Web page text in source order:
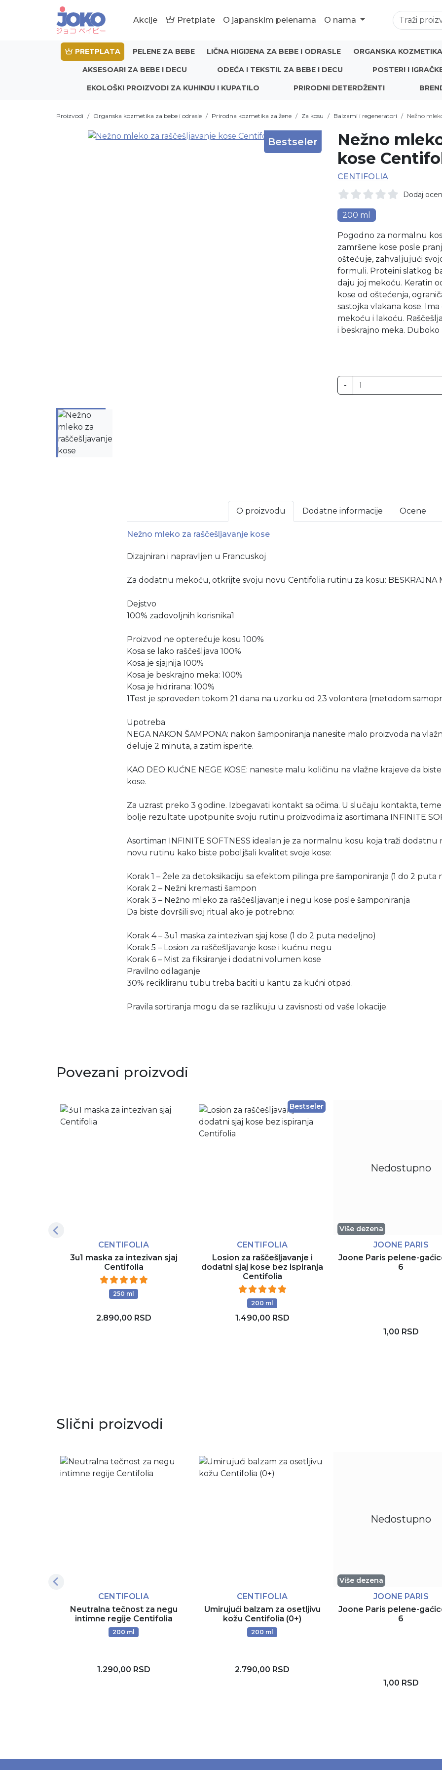
Akcije Pretplate O japanskim pelenama O nama
PRETPLATA PELENE ZA BEBE LIČNA HIGIJENA ZA BEBE I ODRASLE ORGANSKA
AKSESOARI ZA BEBE I DECU ODEĆA I TEKSTIL ZA BEBE I DECU POSTERI I
EKOLOŠKI PROIZVODI ZA KUHINJU I KUPATILO PRIRODNI DETERDŽENTI
Proizvodi Organska kozmetika za bebe i odrasle Prirodna kozmetika za žene Za kosu Balzami i regeneratori Nežno
Bestseler
Nežno
kose
CENTIFOLIA
Dodaj
200 ml
Pogodno za normalnu
zamršene kose posle
oštećuje, zahvaljujući
formuli. Proteini slatkog
daju joj mekoću. Keratin
kose od oštećenja,
sastojka vlakana kose.
mekoću i lakoću.
i beskrajno meka. Duboko
-
O proizvodu Dodatne informacije Ocene
Nežno mleko za raščešljavanje kose
Dizajniran i napravljen u Francuskoj
Za dodatnu mekoću, otkrijte svoju novu Centifolia rutinu za kosu: BESKRAJNA
Dejstvo
100% zadovoljnih korisnika1
Proizvod ne opterećuje kosu 100%
Kosa se lako raščešljava 100%
Kosa je sjajnija 100%
Kosa je beskrajno meka: 100%
Kosa je hidrirana: 100%
1Test je sproveden tokom 21 dana na uzorku od 23 volontera (metodom
Upotreba
NEGA NAKON ŠAMPONA: nakon šamponiranja nanesite malo proizvoda na
deluje 2 minuta, a zatim isperite.
KAO DEO KUĆNE NEGE KOSE: nanesite malu količinu na vlažne krajeve da
kose.
Za uzrast preko 3 godine. Izbegavati kontakt sa očima. U slučaju kontakta,
bolje rezultate upotpunite svoju rutinu proizvodima iz asortimana INFINITE
Asortiman INFINITE SOFTNESS idealan je za normalnu kosu koja traži dodatnu
novu rutinu kako biste poboljšali kvalitet svoje kose:
Korak 1 – Žele za detoksikaciju sa efektom pilinga pre šamponiranja (1 do 2 puta
Korak 2 – Nežni kremasti šampon
Korak 3 – Nežno mleko za raščešljavanje i negu kose posle šamponiranja
Da biste dovršili svoj ritual ako je potrebno:
Korak 4 – 3u1 maska za intezivan sjaj kose (1 do 2 puta nedeljno)
Korak 5 – Losion za raščešljavanje kose i kućnu negu
Korak 6 – Mist za fiksiranje i dodatni volumen kose
Pravilno odlaganje
30% recikliranu tubu treba baciti u kantu za kućni otpad.
Pravila sortiranja mogu da se razlikuju u zavisnosti od vaše lokacije.
Povezani proizvodi
CENTIFOLIA
3u1 maska za intezivan sjaj
Centifolia
250 ml
2.890,00 RSD
Bestseler
CENTIFOLIA
Losion za raščešljavanje i
dodatni sjaj kose bez ispiranja
Centifolia
200 ml
1.490,00 RSD
Nedostupno
Više dezena
JOONE PARIS
Joone Paris pelene-
6
1,00 RSD
Slični proizvodi
CENTIFOLIA
Neutralna tečnost za negu
intimne regije Centifolia
200 ml
1.290,00 RSD
CENTIFOLIA
Umirujući balzam za osetljivu
kožu Centifolia (0+)
200 ml
2.790,00 RSD
Nedostupno
Više dezena
JOONE PARIS
Joone Paris pelene-
6
1,00 RSD